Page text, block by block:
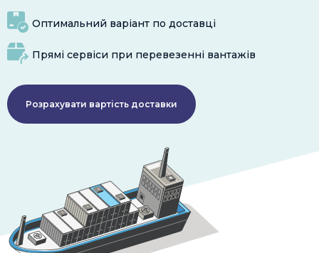
Оптимальний варіант по доставці
Прямі сервіси при перевезенні вантажів
Розрахувати вартість доставки